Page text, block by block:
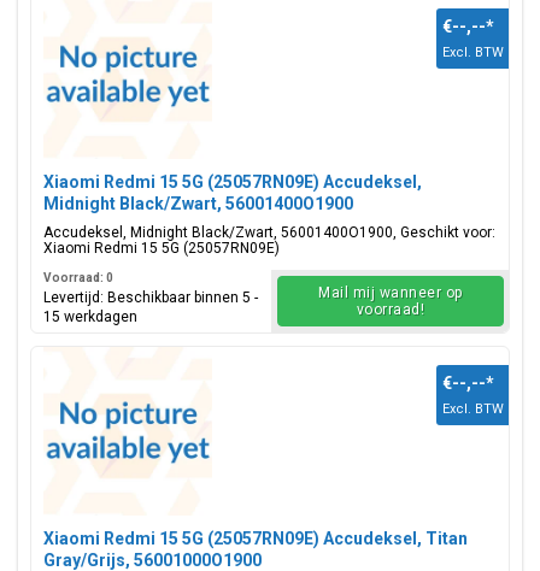
Xiaomi Redmi 15 5G (25057RN09E) Accudeksel,
Midnight Black/Zwart, 56001400O1900
Accudeksel, Midnight Black/Zwart, 56001400O1900, Geschikt voor:
Xiaomi Redmi 15 5G (25057RN09E)
€--,--*
Excl. BTW
Voorraad: 0
Levertijd: Beschikbaar binnen 5 -
15 werkdagen
Mail mij wanneer op
voorraad!
Xiaomi Redmi 15 5G (25057RN09E) Accudeksel, Titan
Gray/Grijs, 56001000O1900
€--,--*
Excl. BTW